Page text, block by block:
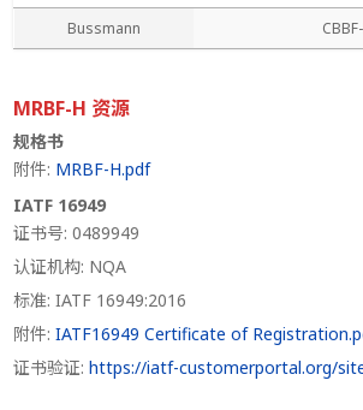
厂商
料
Bussmann
MRBF-H 资源
规格书
附件: MRBF-H.pdf
IATF 16949
证书号: 0489949
认证机构: NQA
标准: IATF 16949:2016
附件:IATF16949 Certificate of
证书验证:https://iatf-customerportal.org/